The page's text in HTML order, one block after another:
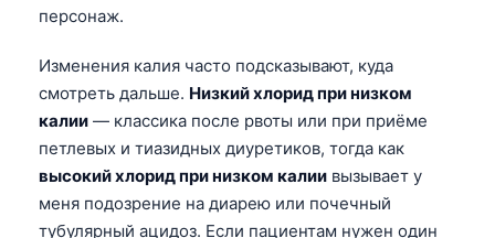
персонаж.
Изменения калия часто подсказывают, куда
смотреть дальше. Низкий хлорид при низком
калии — классика после рвоты или при приёме
петлевых и тиазидных диуретиков, тогда как
высокий хлорид при низком калии вызывает у
меня подозрение на диарею или почечный
тубулярный ацидоз. Если пациентам нужен один